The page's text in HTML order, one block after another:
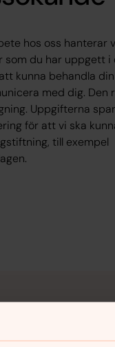
hos oss hanterar
du har uppgett i
kunna behandla
med dig. Den
Uppgifterna
för att vi ska
till exempel